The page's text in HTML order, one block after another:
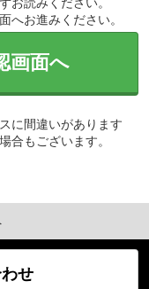
へお進みください。
画面へ
に間違いがあります
合もございます。
せ